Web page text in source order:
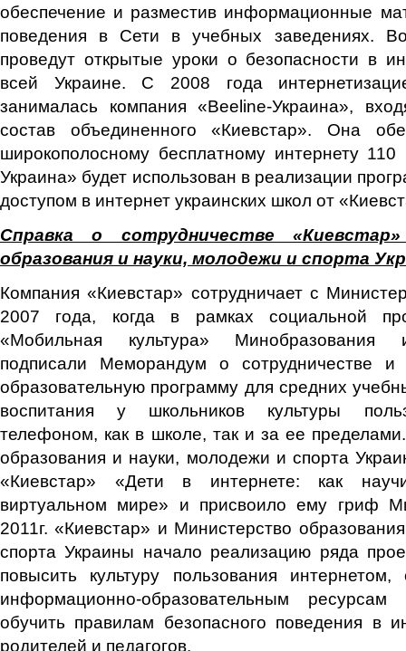
обеспечение и разместив информационные
поведения в Сети в учебных заведениях.
проведут открытые уроки о безопасности в
всей Украине. С 2008 года
занималась компания «Beeline-Украина»,
состав объединенного «Киевстар». Она
широкополосному бесплатному интернету
Украина» будет использован в реализации
доступом в интернет украинских школ от
Справка о сотрудничестве
образования и науки, молодежи и спорта
Компания «Киевстар» сотрудничает с
2007 года, когда в рамках социальной
«Мобильная культура» Минобразования
подписали Меморандум о сотрудничестве и
образовательную программу для средних
воспитания у школьников культуры
телефоном, как в школе, так и за ее
образования и науки, молодежи и спорта
«Киевстар» «Дети в интернете: как
виртуальном мире» и присвоило ему гриф
2011г. «Киевстар» и Министерство
спорта Украины начало реализацию ряда
повысить культуру пользования интернетом,
информационно-образовательным
обучить правилам безопасного поведения в
родителей и педагогов.